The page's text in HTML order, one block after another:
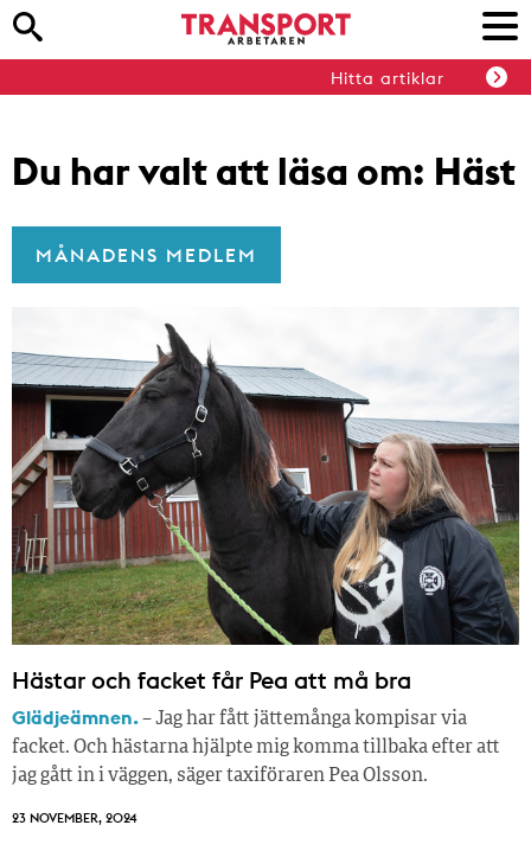
Hitta artiklar
Du har valt att läsa om: Häst
MÅNADENS MEDLEM
Hästar och facket får Pea att må bra
Glädjeämnen.– Jag har fått jättemånga kompisar via
facket. Och hästarna hjälpte mig komma tillbaka efter att
jag gått in i väggen, säger taxiföraren Pea Olsson.
23 NOVEMBER, 2024